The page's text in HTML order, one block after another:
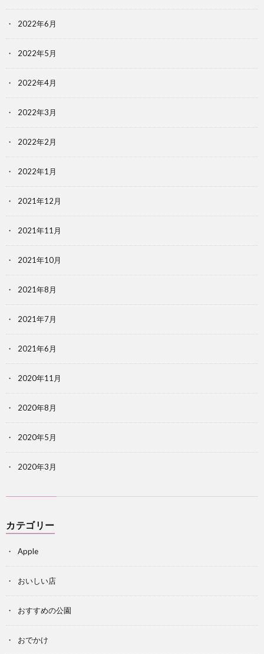
2022年6月
2022年5月
2022年4月
2022年3月
2022年2月
2022年1月
2021年12月
2021年11月
2021年10月
2021年8月
2021年7月
2021年6月
2020年11月
2020年8月
2020年5月
2020年3月
カテゴリー
Apple
おいしい店
おすすめの公園
おでかけ